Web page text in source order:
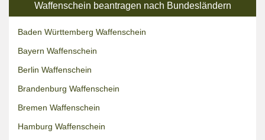
Waffenschein beantragen nach Bundesländern
Baden Württemberg Waffenschein
Bayern Waffenschein
Berlin Waffenschein
Brandenburg Waffenschein
Bremen Waffenschein
Hamburg Waffenschein